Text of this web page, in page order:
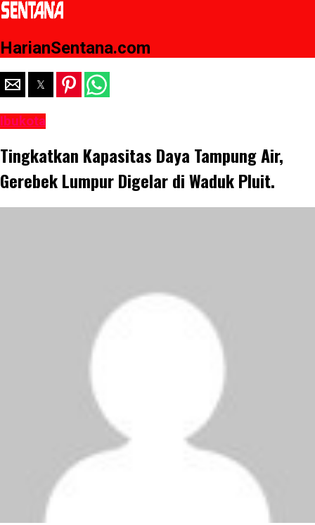
HarianSentana.com
Ibukota
Tingkatkan Kapasitas Daya Tampung Air,
Gerebek Lumpur Digelar di Waduk Pluit.